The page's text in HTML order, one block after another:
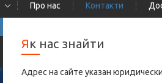
Про нас Контакти
Як нас знайти
Адрес на сайте указан